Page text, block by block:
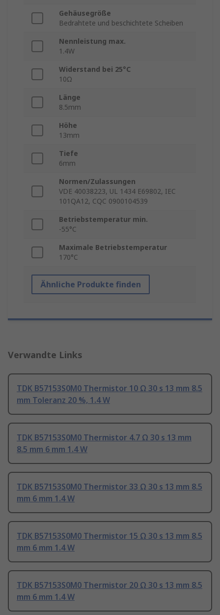
Gehäusegröße
Bedrahtete und beschichtete Scheiben
Nennleistung max.
1.4W
Widerstand bei 25°C
10Ω
Länge
8.5mm
Höhe
13mm
Tiefe
6mm
Normen/Zulassungen
VDE 40038223, UL 1434 E69802, IEC
101QA12, CQC 0900104539
Betriebstemperatur min.
-55°C
Maximale Betriebstemperatur
170°C
Ähnliche Produkte finden
Verwandte Links
TDK B57153S0M0 Thermistor 10 Ω 30 s 13 mm 8.5
mm Toleranz 20 %, 1.4 W
TDK B57153S0M0 Thermistor 4.7 Ω 30 s 13 mm
8.5 mm 6 mm 1.4 W
TDK B57153S0M0 Thermistor 33 Ω 30 s 13 mm 8.5
mm 6 mm 1.4 W
TDK B57153S0M0 Thermistor 15 Ω 30 s 13 mm 8.5
mm 6 mm 1.4 W
TDK B57153S0M0 Thermistor 20 Ω 30 s 13 mm 8.5
mm 6 mm 1.4 W